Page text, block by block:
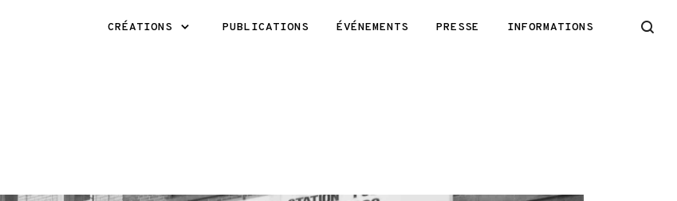
CRÉATIONS PUBLICATIONS ÉVÉNEMENTS PRESSE INFORMATIONS